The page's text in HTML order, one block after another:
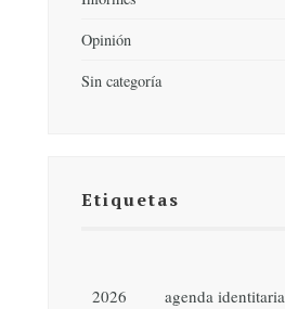
Opinión
Sin categoría
Etiquetas
2026 agenda identitaria